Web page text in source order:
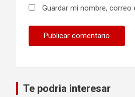
Guardar mi nombre,
Te podria interesar